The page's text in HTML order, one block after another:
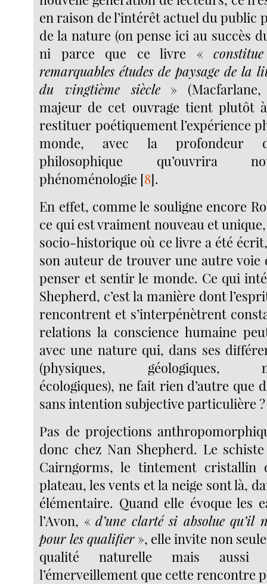
en raison de l’intérêt actuel du public
de la nature (on pense ici au succès
ni parce que ce livre «
remarquables études de paysage de la
du vingtième siècle» (Macfarlane,
majeur de cet ouvrage tient plutôt
restituer poétiquement l’expérience
monde, avec la profondeur
philosophique qu’ouvrira
phénoménologie [8].
En effet, comme le souligne encore
ce qui est vraiment nouveau et
socio-historique où ce livre a été
son auteur de trouver une autre voie
penser et sentir le monde. Ce qui
Shepherd, c’est la manière dont
rencontrent et s’interpénètrent
relations la conscience humaine
avec une nature qui, dans ses
(physiques, géologiques,
écologiques), ne fait rien d’autre que
sans intention subjective particulière ?
Pas de projections
donc chez Nan Shepherd. Le
Cairngorms, le tintement cristallin
plateau, les vents et la neige sont là,
élémentaire. Quand elle évoque les
l’Avon, «d’une clarté si absolue qu’il
pour les qualifier», elle invite non
qualité naturelle mais aussi
l’émerveillement que cette rencontre